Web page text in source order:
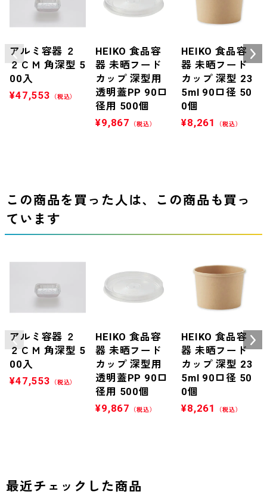
アルミ容器 ２
２ＣＭ 角深型 5
00入
¥47,553 （税込）
HEIKO 食品容
器 未晒フード
カップ 深型用
透明蓋PP 90口
径用 500個
¥9,867 （税込）
HEIKO 食品容
器 未晒フード
カップ 深型 23
5ml 90口径 50
0個
¥8,261 （税込）
この商品を買った人は、この商品も買っ
ています
アルミ容器 ２
２ＣＭ 角深型 5
00入
¥47,553 （税込）
HEIKO 食品容
器 未晒フード
カップ 深型用
透明蓋PP 90口
径用 500個
¥9,867 （税込）
HEIKO 食品容
器 未晒フード
カップ 深型 23
5ml 90口径 50
0個
¥8,261 （税込）
最近チェックした商品